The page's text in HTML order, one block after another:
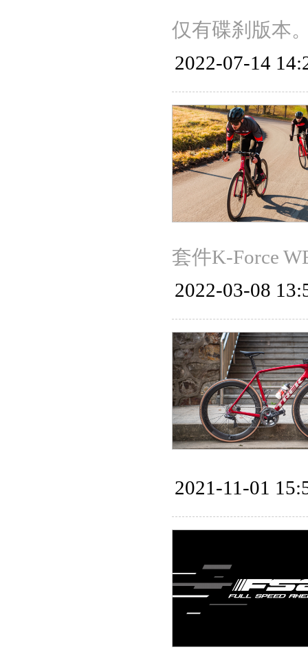
仅有碟刹版本
2022-07-14
套件K-Force
2022-03-08
2021-11-01